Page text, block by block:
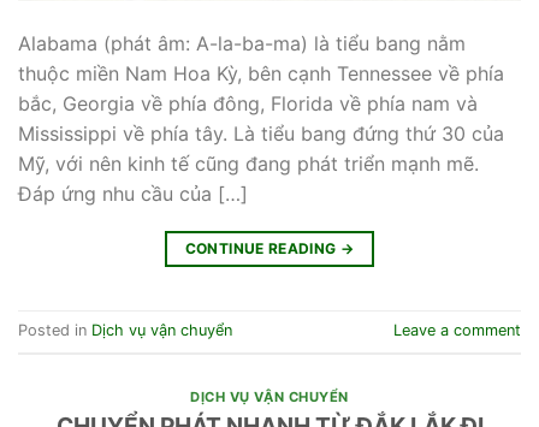
Alabama (phát âm: A-la-ba-ma) là tiểu bang nằm
thuộc miền Nam Hoa Kỳ, bên cạnh Tennessee về phía
bắc, Georgia về phía đông, Florida về phía nam và
Mississippi về phía tây. Là tiểu bang đứng thứ 30 của
Mỹ, với nên kinh tế cũng đang phát triển mạnh mẽ.
Đáp ứng nhu cầu của […]
CONTINUE READING →
Posted in Dịch vụ vận chuyển Leave a comment
DỊCH VỤ VẬN CHUYỂN